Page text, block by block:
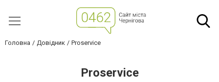
Головна Довідник Proservice
Proservice